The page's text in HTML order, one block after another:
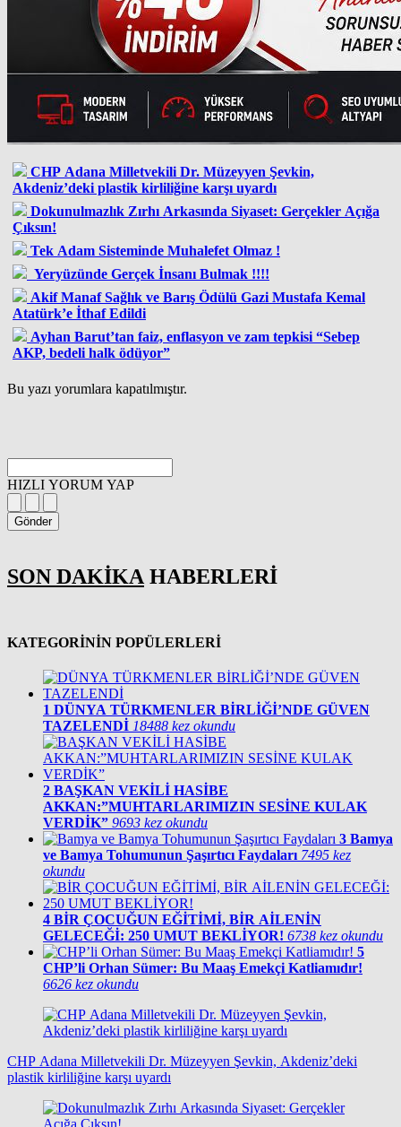
CHP Adana Milletvekili Dr. Müzeyyen Şevkin,
Akdeniz’deki plastik kirliliğine karşı uyardı
Dokunulmazlık Zırhı Arkasında Siyaset: Gerçekler Açığa
Çıksın!
Tek Adam Sisteminde Muhalefet Olmaz !
Yeryüzünde Gerçek İnsanı Bulmak !!!!
Akif Manaf Sağlık ve Barış Ödülü Gazi Mustafa Kemal
Atatürk’e İthaf Edildi
Ayhan Barut’tan faiz, enflasyon ve zam tepkisi “Sebep
AKP, bedeli halk ödüyor”
Bu yazı yorumlara kapatılmıştır.
HIZLI YORUM YAP
Gönder
SON DAKİKA HABERLERİ
KATEGORİNİN POPÜLERLERİ
1 DÜNYA TÜRKMENLER BİRLİĞİ’NDE GÜVEN
TAZELENDİ 18488 kez okundu
2 BAŞKAN VEKİLİ HASİBE
AKKAN:”MUHTARLARIMIZIN SESİNE KULAK
VERDİK” 9693 kez okundu
3 Bamya
ve Bamya Tohumunun Şaşırtıcı Faydaları 7495 kez
okundu
4 BİR ÇOCUĞUN EĞİTİMİ, BİR AİLENİN
GELECEĞİ: 250 UMUT BEKLİYOR! 6738 kez okundu
5
CHP’li Orhan Sümer: Bu Maaş Emekçi Katliamıdır!
6626 kez okundu
CHP Adana Milletvekili Dr. Müzeyyen Şevkin, Akdeniz’deki
plastik kirliliğine karşı uyardı